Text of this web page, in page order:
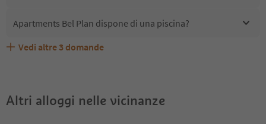
Apartments Bel Plan dispone di una piscina?
Apartments Bel Plan accetta animali domestici?
Quali servizi/attività sono disponibili presso Apartments
Gli ospiti di Apartments Bel Plan ricevono l'Alto Adige
Vedi altre 3 domande
Altri alloggi nelle vicinanze